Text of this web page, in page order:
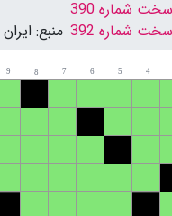
شماره 390
شماره 392
منبع: ایران
4
5
6
7
8
9